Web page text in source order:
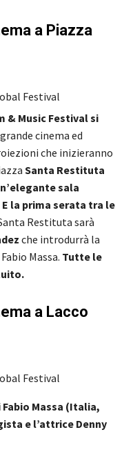
a Piazza
Festival
& Music Festival si
cinema ed
che inizieranno
Santa Restituta
sala
la prima serata tra le
Restituta sarà
che introdurrà la
Massa. Tutte le
a Lacco
Festival
Fabio Massa (Italia,
e l’attrice Denny